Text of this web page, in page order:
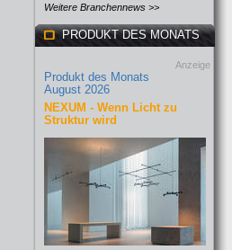
Weitere Branchennews >>
PRODUKT DES MONATS
Anzeige
Produkt des Monats
August 2026
NEXUM - Wenn Licht zu
Struktur wird